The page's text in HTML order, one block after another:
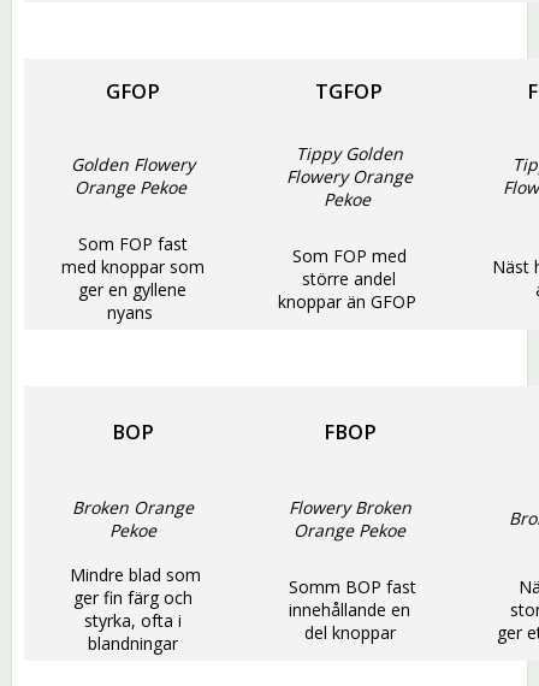
GFOP TGFOP
Golden Flowery
Orange Pekoe
Tippy Golden
Flowery Orange
Pekoe
Som FOP fast
med knoppar som
ger en gyllene
nyans
Som FOP med
större andel
knoppar än GFOP
Näst
BOP FBOP
Broken Orange
Pekoe
Flowery Broken
Orange Pekoe
Mindre blad som
ger fin färg och
styrka, ofta i
blandningar
Somm BOP fast
innehållande en
del knoppar
ger